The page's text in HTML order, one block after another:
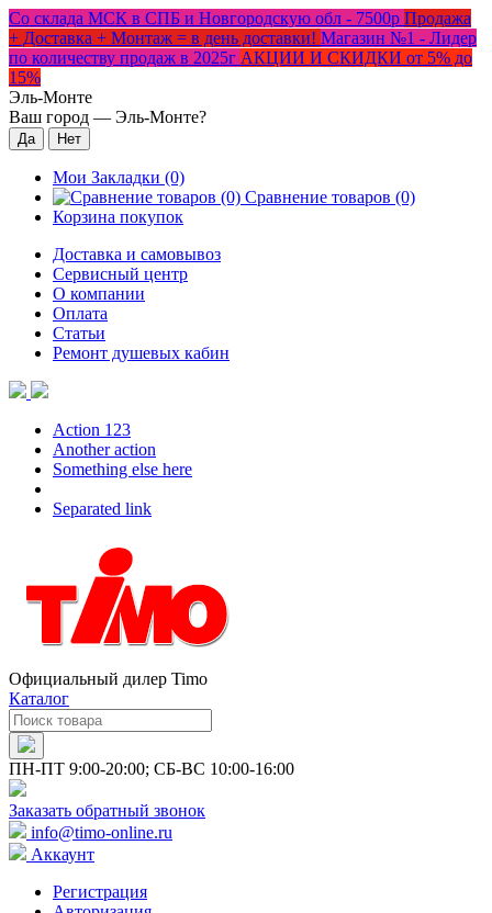
Со склада МСК в СПБ и Новгородскую обл - 7500р Продажа
+ Доставка + Монтаж = в день доставки! Магазин №1 - Лидер
по количеству продаж в 2025г АКЦИИ И СКИДКИ от 5% до
15%
Эль-Монте
Ваш город — Эль-Монте?
Мои Закладки (0)
Сравнение товаров (0)
Корзина покупок
Доставка и самовывоз
Сервисный центр
О компании
Оплата
Статьи
Ремонт душевых кабин
Action 123
Another action
Something else here
Separated link
Официальный дилер Timo
Каталог
ПН-ПТ 9:00-20:00; СБ-ВС 10:00-16:00
Заказать обратный звонок
info@timo-online.ru
Аккаунт
Регистрация